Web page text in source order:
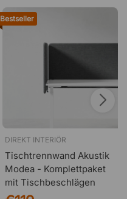
Bestseller
DIREKT INTERIÖR
Tischtrennwand Akustik
Modea - Komplettpaket
mit Tischbeschlägen